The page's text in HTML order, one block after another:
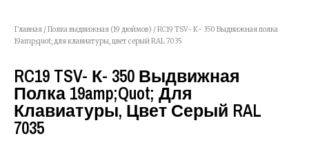
Главная /Полка выдвижная (19 дюймов) / RC19 TSV- К- 350 Выдвижная полка
19amp;quot; для клавиатуры, цвет серый RAL 7035
RC19 TSV- К- 350 Выдвижная
Полка 19amp;quot; Для
Клавиатуры, Цвет Серый RAL
7035